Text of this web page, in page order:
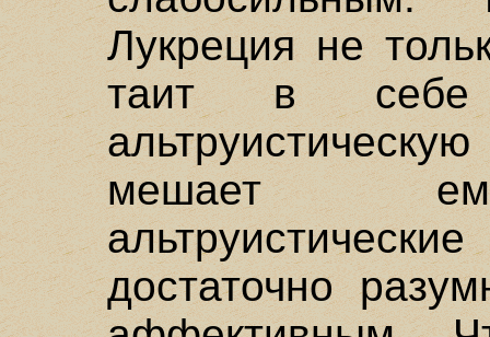
Лукреция не
таит в себе
мешает
достаточно